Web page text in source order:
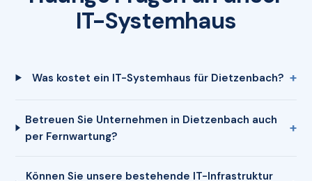
IT-Systemhaus
Was kostet ein IT-Systemhaus für Dietzenbach?
Betreuen Sie Unternehmen in Dietzenbach auch
per Fernwartung?
Können Sie unsere bestehende IT-Infrastruktur